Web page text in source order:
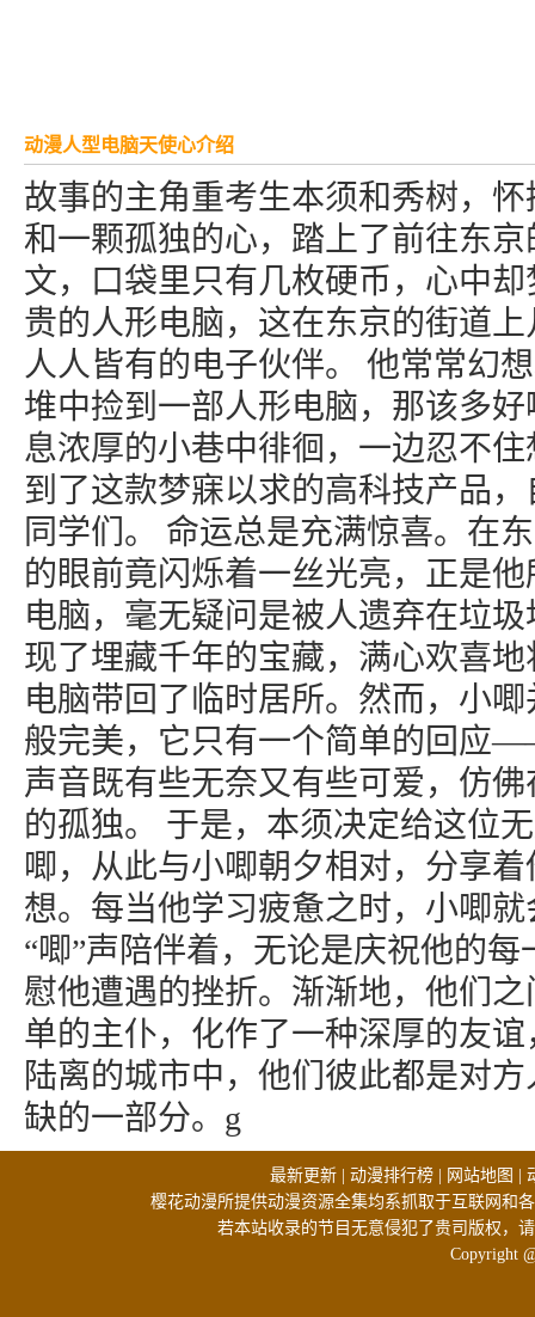
动漫人型电脑天使心介绍
故事的主角重考生本须和秀树，
和一颗孤独的心，踏上了前往东
文，口袋里只有几枚硬币，心中
贵的人形电脑，这在东京的街道
人人皆有的电子伙伴。 他常常幻
堆中捡到一部人形电脑，那该多
息浓厚的小巷中徘徊，一边忍不
到了这款梦寐以求的高科技产品
同学们。 命运总是充满惊喜。在
的眼前竟闪烁着一丝光亮，正是
电脑，毫无疑问是被人遗弃在垃
现了埋藏千年的宝藏，满心欢喜
电脑带回了临时居所。然而，小
般完美，它只有一个简单的回应
声音既有些无奈又有些可爱，仿
的孤独。 于是，本须决定给这位
唧，从此与小唧朝夕相对，分享
想。每当他学习疲惫之时，小唧
“唧”声陪伴着，无论是庆祝他的
慰他遭遇的挫折。渐渐地，他们
单的主仆，化作了一种深厚的友
陆离的城市中，他们彼此都是对
缺的一部分。g
最新更新 动漫排行榜 网站地图
樱花动漫所提供动漫资源全集均系抓取于互联网和
若本站收录的节目无意侵犯了贵司版权，
Copyright